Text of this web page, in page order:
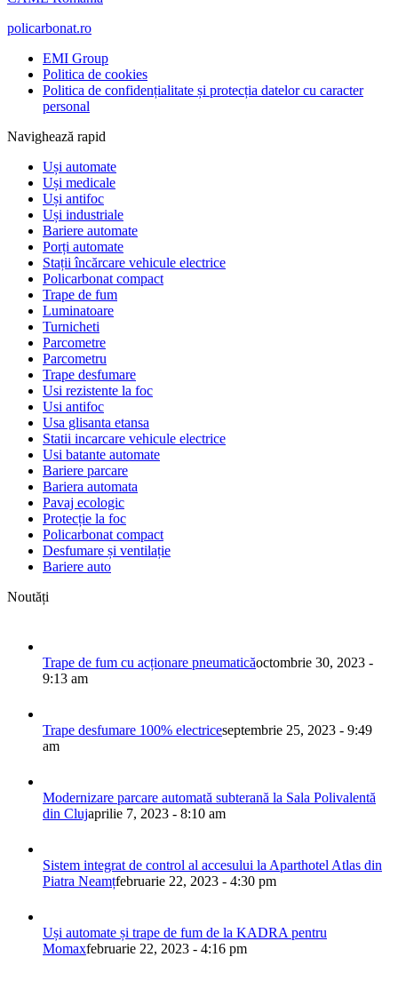
policarbonat.ro
EMI Group
Politica de cookies
Politica de confidențialitate și protecția datelor cu caracter
personal
Navighează rapid
Uși automate
Uși medicale
Uși antifoc
Uși industriale
Bariere automate
Porți automate
Stații încărcare vehicule electrice
Policarbonat compact
Trape de fum
Luminatoare
Turnicheti
Parcometre
Parcometru
Trape desfumare
Usi rezistente la foc
Usi antifoc
Usa glisanta etansa
Statii incarcare vehicule electrice
Usi batante automate
Bariere parcare
Bariera automata
Pavaj ecologic
Protecție la foc
Policarbonat compact
Desfumare și ventilație
Bariere auto
Noutăți
Trape de fum cu acționare pneumaticăoctombrie 30, 2023 -
9:13 am
Trape desfumare 100% electriceseptembrie 25, 2023 - 9:49
am
Modernizare parcare automată subterană la Sala Polivalentă
din Clujaprilie 7, 2023 - 8:10 am
Sistem integrat de control al accesului la Aparthotel Atlas din
Piatra Neamțfebruarie 22, 2023 - 4:30 pm
Uși automate și trape de fum de la KADRA pentru
Momaxfebruarie 22, 2023 - 4:16 pm